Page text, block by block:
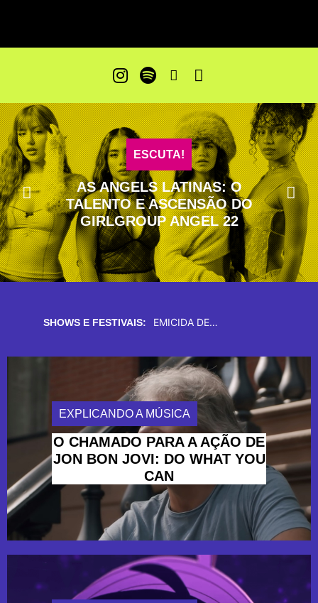
ESCUTA!
ABRAM OS CAMINHOS: MC THA
TEM AXÉ, TALENTO E UM
CORAÇÃO VAGABUNDO
SHOWS E FESTIVAIS: REVOLUÇÃO NO PALCO, DON L
RICO DALASAM TRAZ UM BANHO DE “ALÍVIO” NOS ENCONTROS DDGA
EXPLICANDO A MÚSICA
O CHAMADO PARA A AÇÃO DE
JON BON JOVI: DO WHAT YOU
CAN